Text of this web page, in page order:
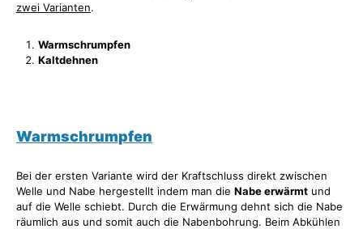
zwei Varianten.
Warmschrumpfen
Kaltdehnen
Warmschrumpfen
Bei der ersten Variante wird der Kraftschluss direkt zwischen
Welle und Nabe hergestellt indem man die Nabe erwärmt und
auf die Welle schiebt. Durch die Erwärmung dehnt sich die Nabe
räumlich aus und somit auch die Nabenbohrung. Beim Abkühlen